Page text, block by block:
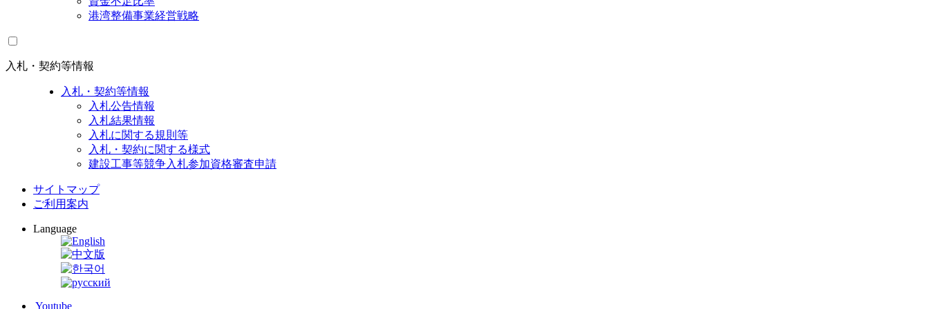
港湾整備事業経営戦略
入札・契約等情報
入札・契約等情報
入札公告情報
入札結果情報
入札に関する規則等
入札・契約に関する様式
建設工事等競争入札参加資格審査申請
サイトマップ
ご利用案内
Language
Youtube